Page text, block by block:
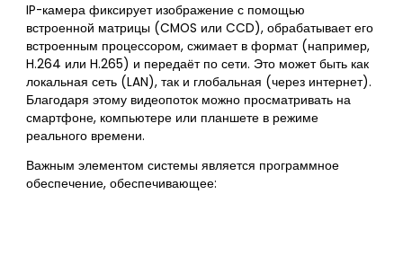
IP-камера фиксирует изображение с помощью
встроенной матрицы (CMOS или CCD), обрабатывает его
встроенным процессором, сжимает в формат (например,
H.264 или H.265) и передаёт по сети. Это может быть как
локальная сеть (LAN), так и глобальная (через интернет).
Благодаря этому видеопоток можно просматривать на
смартфоне, компьютере или планшете в режиме
реального времени.
Важным элементом системы является программное
обеспечение, обеспечивающее: